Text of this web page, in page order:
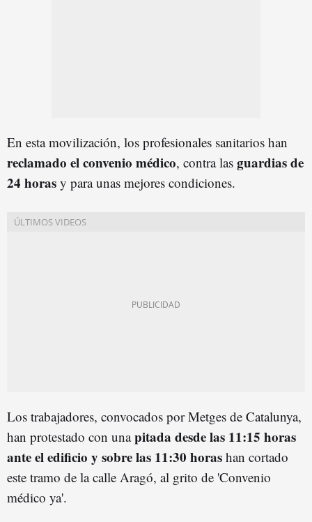
En esta movilización, los profesionales sanitarios han
reclamado el convenio médico, contra las guardias de
24 horas y para unas mejores condiciones.
Los trabajadores, convocados por Metges de Catalunya,
han protestado con unapitada desde las 11:15 horas
ante el edificio y sobre las 11:30 horas han cortado
este tramo de la calle Aragó, al grito de 'Convenio
médico ya'.